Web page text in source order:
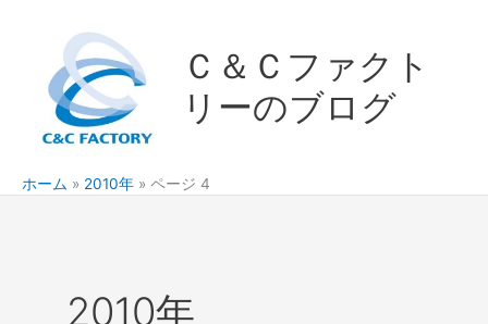
Ｃ＆Ｃファクト
リーのブログ
ホーム 2010年 ページ 4
2010年